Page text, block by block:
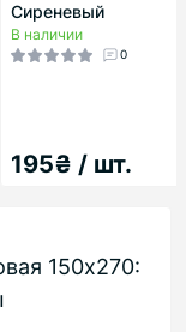
Сиреневый
В наличии
0
195₴ / шт.
150х270: